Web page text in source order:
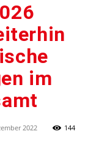
im
2022 144